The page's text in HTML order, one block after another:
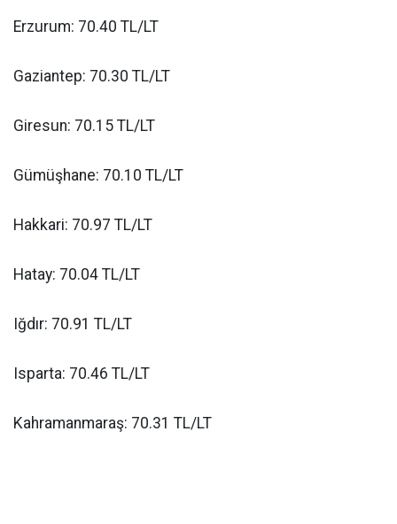
Erzurum: 70.40 TL/LT
Gaziantep: 70.30 TL/LT
Giresun: 70.15 TL/LT
Gümüşhane: 70.10 TL/LT
Hakkari: 70.97 TL/LT
Hatay: 70.04 TL/LT
Iğdır: 70.91 TL/LT
Isparta: 70.46 TL/LT
Kahramanmaraş: 70.31 TL/LT